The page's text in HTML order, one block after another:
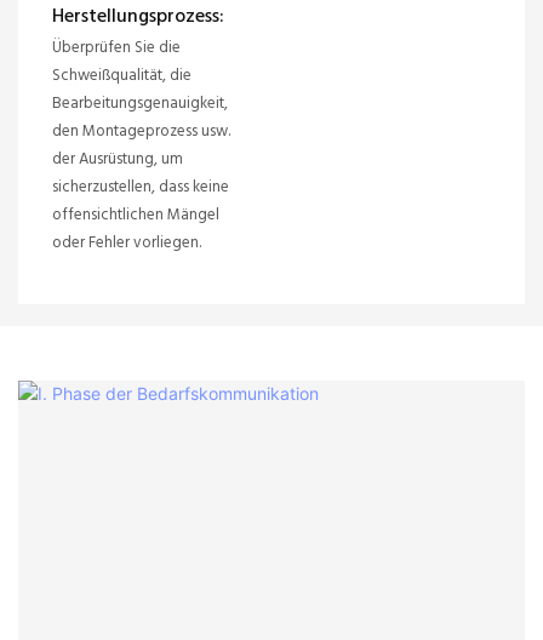
Herstellungsprozess:
Überprüfen Sie die
Schweißqualität, die
Bearbeitungsgenauigkeit,
den Montageprozess usw.
der Ausrüstung, um
sicherzustellen, dass keine
offensichtlichen Mängel
oder Fehler vorliegen.